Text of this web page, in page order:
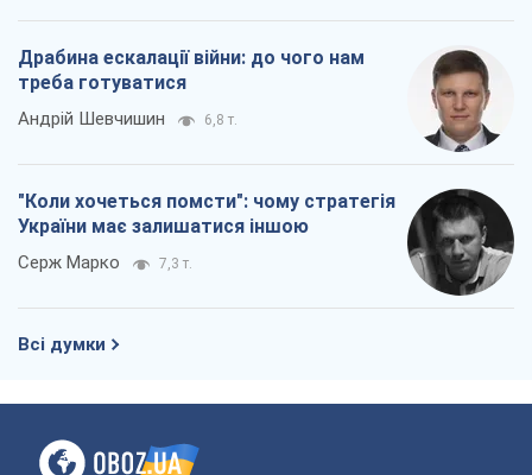
Драбина ескалації війни: до чого нам
треба готуватися
Андрій Шевчишин 6,8 т.
"Коли хочеться помсти": чому стратегія
України має залишатися іншою
Серж Марко 7,3 т.
Всі думки